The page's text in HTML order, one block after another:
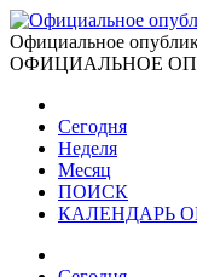
Официальное
ОФИЦИАЛЬНОЕ
Сегодня
Неделя
Месяц
ПОИСК
КАЛЕНДАРЬ